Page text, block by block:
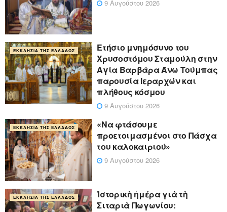
9 Αυγούστου 2026
ΕΚΚΛΗΣΊΑ ΤΗΣ ΕΛΛΆΔΟΣ
Ετήσιο μνημόσυνο του
Χρυσοστόμου Σταμούλη στην
Αγία Βαρβάρα Άνω Τούμπας
παρουσία Ιεραρχών και
πλήθους κόσμου
9 Αυγούστου 2026
ΕΚΚΛΗΣΊΑ ΤΗΣ ΕΛΛΆΔΟΣ
«Να φτάσουμε
προετοιμασμένοι στο Πάσχα
του καλοκαιριού»
9 Αυγούστου 2026
ΕΚΚΛΗΣΊΑ ΤΗΣ ΕΛΛΆΔΟΣ
Ἱστορικὴ ἡμέρα γιὰ τὴ
Σιταριὰ Πωγωνίου: